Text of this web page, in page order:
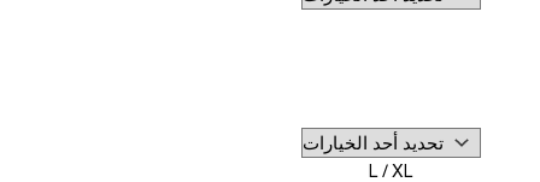
L / XL